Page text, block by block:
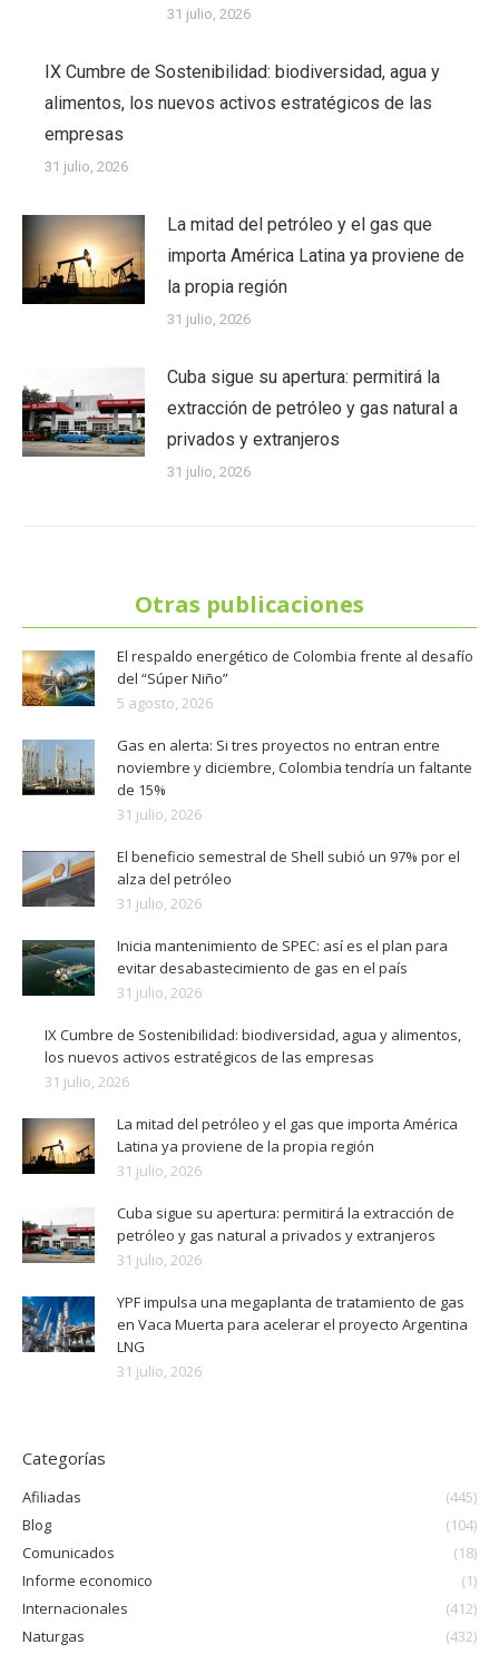
31 julio, 2026
IX Cumbre de Sostenibilidad: biodiversidad, agua y
alimentos, los nuevos activos estratégicos de las
empresas
31 julio, 2026
La mitad del petróleo y el gas que
importa América Latina ya proviene de
la propia región
31 julio, 2026
Cuba sigue su apertura: permitirá la
extracción de petróleo y gas natural a
privados y extranjeros
31 julio, 2026
Otras publicaciones
El respaldo energético de Colombia frente al desafío
del “Súper Niño”
5 agosto, 2026
Gas en alerta: Si tres proyectos no entran entre
noviembre y diciembre, Colombia tendría un faltante
de 15%
31 julio, 2026
El beneficio semestral de Shell subió un 97% por el
alza del petróleo
31 julio, 2026
Inicia mantenimiento de SPEC: así es el plan para
evitar desabastecimiento de gas en el país
31 julio, 2026
IX Cumbre de Sostenibilidad: biodiversidad, agua y alimentos,
los nuevos activos estratégicos de las empresas
31 julio, 2026
La mitad del petróleo y el gas que importa América
Latina ya proviene de la propia región
31 julio, 2026
Cuba sigue su apertura: permitirá la extracción de
petróleo y gas natural a privados y extranjeros
31 julio, 2026
YPF impulsa una megaplanta de tratamiento de gas
en Vaca Muerta para acelerar el proyecto Argentina
LNG
31 julio, 2026
Categorías
Afiliadas
(445)
Blog
(104)
Comunicados
(18)
Informe economico
(1)
Internacionales
(412)
Naturgas
(432)